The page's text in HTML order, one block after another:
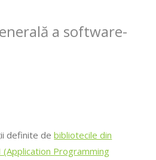
a software-
definite debibliotecile din
(Application Programming